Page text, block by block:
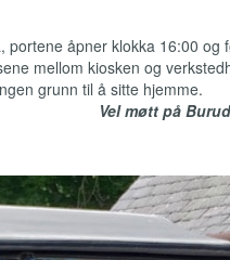
åpner klokka 16:00
mellom kiosken og
grunn til å sitte hjemme.
Vel møtt på